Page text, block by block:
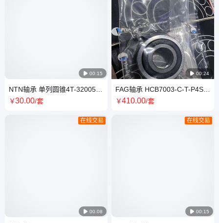
已经达到196亿套，当位
居世界第三位。而且精度
极高，中国生产的最小轴
 00:15
NTN轴承 单列圆锥4T-32005X
4T-32006X 斜锥滚子 原厂进口
￥30.00/套
 00:08
在线交易
 00:24
FAG轴承 HCB7003-C-T-P4S-
UL 高速角接触球 陶瓷求 带密
￥410.00/套
 00:15
在线交易